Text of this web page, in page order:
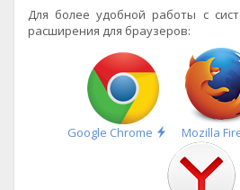
Для более удобной работы с
расширения для браузеров:
Google Chrome
Быстрая
установка
Mozilla